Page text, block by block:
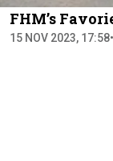
FHM’s
15 NOV 2023, 17:58•